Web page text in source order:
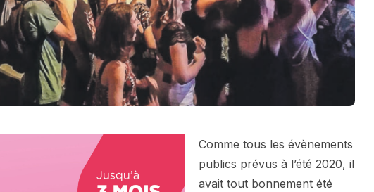
Comme tous les évènements
publics prévus à l’été 2020, il
avait tout bonnement été